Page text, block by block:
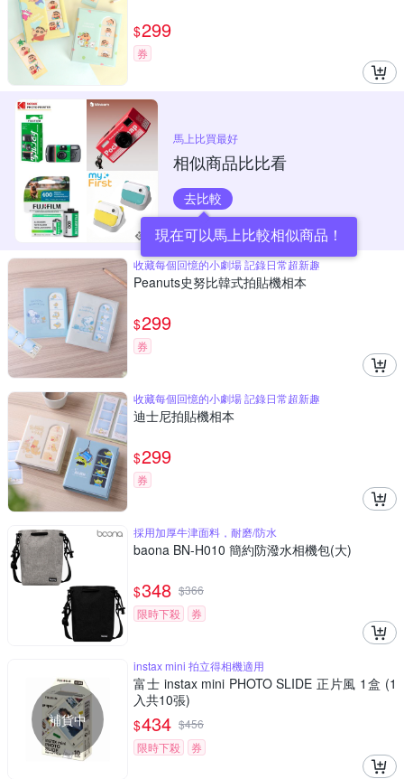
$299
券
馬上比買最好
相似商品比比看
去比較
現在可以馬上比較相似商品！
收藏每個回憶的小劇場 記錄日常超新趣
Peanuts史努比韓式拍貼機相本
$299
券
收藏每個回憶的小劇場 記錄日常超新趣
迪士尼拍貼機相本
$299
券
採用加厚牛津面料，耐磨/防水
baona BN-H010 簡約防潑水相機包(大)
$348 $366
限時下殺
券
補貨中
instax mini 拍立得相機適用
富士 instax mini PHOTO SLIDE 正片風 1盒 (1
入共10張)
$434 $456
限時下殺
券